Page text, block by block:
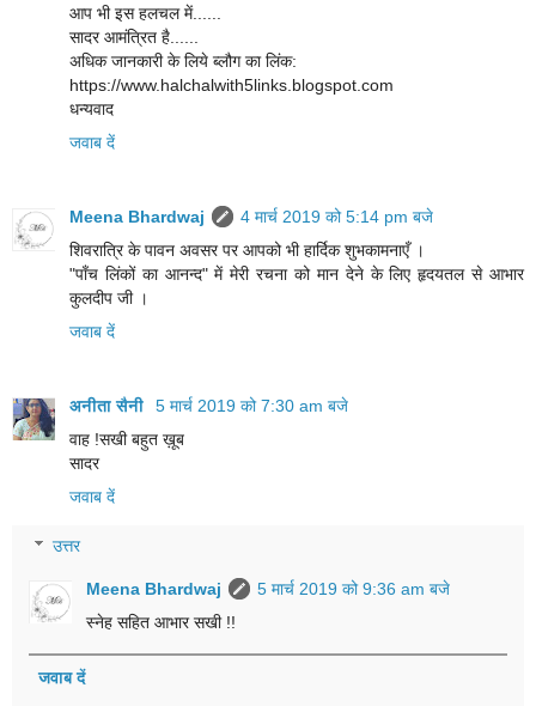
आप भी इस हलचल में......
सादर आमंत्रित है......
अधिक जानकारी के लिये ब्लौग का लिंक:
https://www.halchalwith5links.blogspot.com
धन्यवाद
जवाब दें
Meena Bhardwaj
4 मार्च 2019 को 5:14 pm बजे
शिवरात्रि के पावन अवसर पर आपको भी हार्दिक शुभकामनाएँ ।
"पाँच लिंकों का आनन्द" में मेरी रचना को मान देने के लिए हृदयतल से आभार
कुलदीप जी ।
जवाब दें
अनीता सैनी
5 मार्च 2019 को 7:30 am बजे
वाह !सखी बहुत ख़ूब
सादर
जवाब दें
उत्तर
Meena Bhardwaj
5 मार्च 2019 को 9:36 am बजे
स्नेह सहित आभार सखी !!
जवाब दें